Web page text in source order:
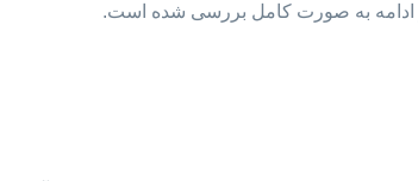
در ادامه به صورت کامل بررسی شده است.